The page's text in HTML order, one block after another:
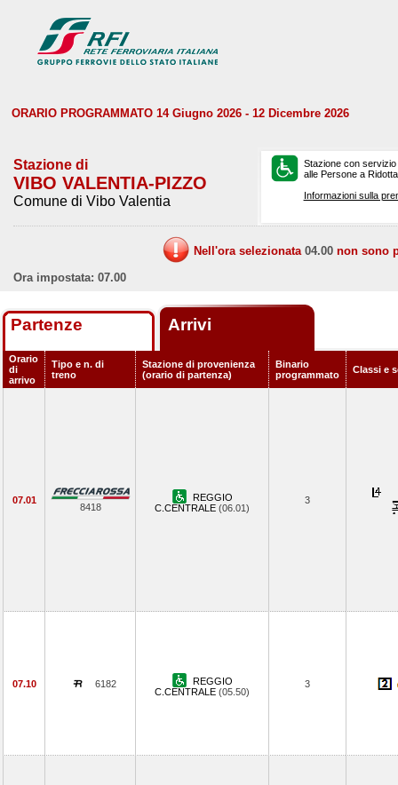
ORARIO PROGRAMMATO 14 Giugno 2026 - 12 Dicembre 2026
Stazione di
VIBO VALENTIA-PIZZO
Comune di Vibo Valentia
Stazione con
alle Persone a
Informazioni sulla
Nell'ora selezionata 04.00 non sono
Ora impostata: 07.00
Partenze Arrivi
Orario
di
arrivo
Tipo e n. di
treno
Stazione di provenienza
(orario di partenza)
Binario
programmato
Classi e
07.01
8418
REGGIO
C.CENTRALE (06.01)
3
07.10 6182
REGGIO
C.CENTRALE (05.50)
3